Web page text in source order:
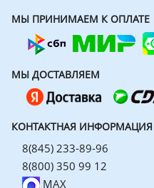
МЫ ПРИНИМАЕМ К ОПЛАТЕ
МЫ ДОСТАВЛЯЕМ
КОНТАКТНАЯ ИНФОРМАЦИЯ
8(845) 233-89-96
8(800) 350 99 12
MAX